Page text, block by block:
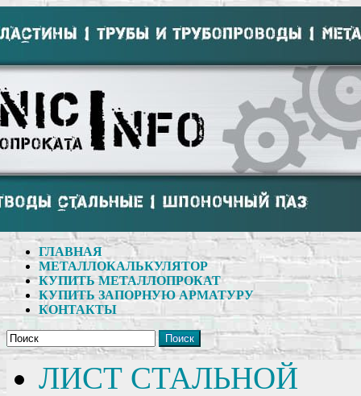
ГЛАВНАЯ
МЕТАЛЛОКАЛЬКУЛЯТОР
КУПИТЬ МЕТАЛЛОПРОКАТ
КУПИТЬ ЗАПОРНУЮ АРМАТУРУ
КОНТАКТЫ
Поиск
ЛИСТ СТАЛЬНОЙ